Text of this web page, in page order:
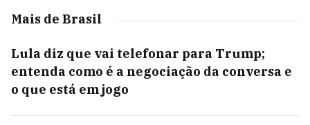
Mais de Brasil
Lula diz que vai telefonar para Trump;
entenda como é a negociação da conversa e
o que está em jogo